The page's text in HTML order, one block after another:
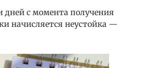
дней с момента получения
начисляется неустойка —